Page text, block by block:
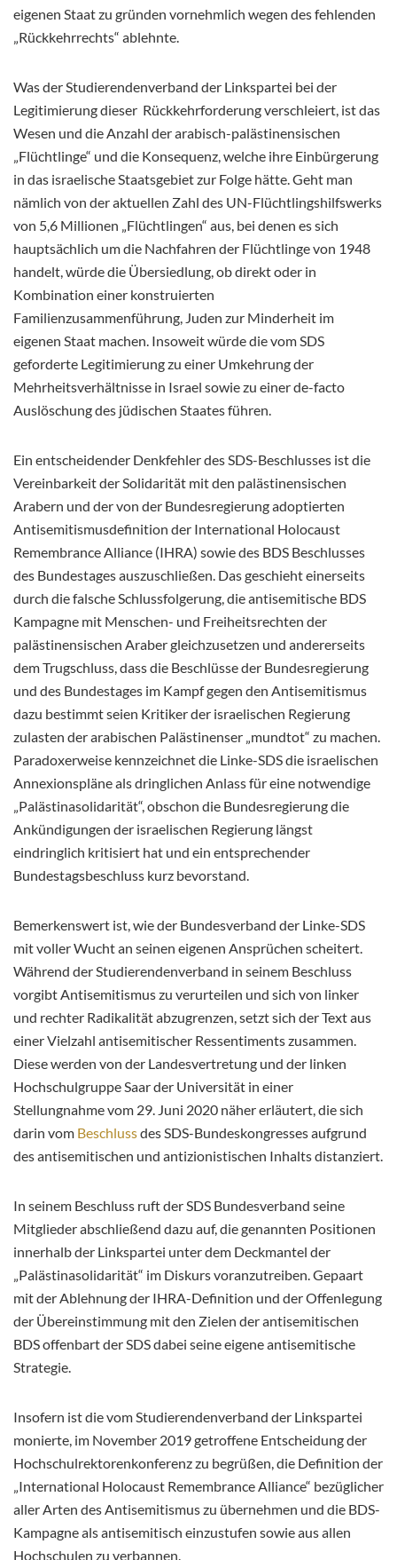
eigenen Staat zu gründen vornehmlich wegen des fehlenden
„Rückkehrrechts“ ablehnte.
Was der Studierendenverband der Linkspartei bei der
Legitimierung dieser Rückkehrforderung verschleiert, ist das
Wesen und die Anzahl der arabisch-palästinensischen
„Flüchtlinge“ und die Konsequenz, welche ihre Einbürgerung
in das israelische Staatsgebiet zur Folge hätte. Geht man
nämlich von der aktuellen Zahl des UN-Flüchtlingshilfswerks
von 5,6 Millionen „Flüchtlingen“ aus, bei denen es sich
hauptsächlich um die Nachfahren der Flüchtlinge von 1948
handelt, würde die Übersiedlung, ob direkt oder in
Kombination einer konstruierten
Familienzusammenführung, Juden zur Minderheit im
eigenen Staat machen. Insoweit würde die vom SDS
geforderte Legitimierung zu einer Umkehrung der
Mehrheitsverhältnisse in Israel sowie zu einer de-facto
Auslöschung des jüdischen Staates führen.
Ein entscheidender Denkfehler des SDS-Beschlusses ist die
Vereinbarkeit der Solidarität mit den palästinensischen
Arabern und der von der Bundesregierung adoptierten
Antisemitismusdefinition der International Holocaust
Remembrance Alliance (IHRA) sowie des BDS Beschlusses
des Bundestages auszuschließen. Das geschieht einerseits
durch die falsche Schlussfolgerung, die antisemitische BDS
Kampagne mit Menschen- und Freiheitsrechten der
palästinensischen Araber gleichzusetzen und andererseits
dem Trugschluss, dass die Beschlüsse der Bundesregierung
und des Bundestages im Kampf gegen den Antisemitismus
dazu bestimmt seien Kritiker der israelischen Regierung
zulasten der arabischen Palästinenser „mundtot“ zu machen.
Paradoxerweise kennzeichnet die Linke-SDS die israelischen
Annexionspläne als dringlichen Anlass für eine notwendige
„Palästinasolidarität“, obschon die Bundesregierung die
Ankündigungen der israelischen Regierung längst
eindringlich kritisiert hat und ein entsprechender
Bundestagsbeschluss kurz bevorstand.
Bemerkenswert ist, wie der Bundesverband der Linke-SDS
mit voller Wucht an seinen eigenen Ansprüchen scheitert.
Während der Studierendenverband in seinem Beschluss
vorgibt Antisemitismus zu verurteilen und sich von linker
und rechter Radikalität abzugrenzen, setzt sich der Text aus
einer Vielzahl antisemitischer Ressentiments zusammen.
Diese werden von der Landesvertretung und der linken
Hochschulgruppe Saar der Universität in einer
Stellungnahme vom 29. Juni 2020 näher erläutert, die sich
darin vom Beschlussdes SDS-Bundeskongresses aufgrund
des antisemitischen und antizionistischen Inhalts distanziert.
In seinem Beschluss ruft der SDS Bundesverband seine
Mitglieder abschließend dazu auf, die genannten Positionen
innerhalb der Linkspartei unter dem Deckmantel der
„Palästinasolidarität“ im Diskurs voranzutreiben. Gepaart
mit der Ablehnung der IHRA-Definition und der Offenlegung
der Übereinstimmung mit den Zielen der antisemitischen
BDS offenbart der SDS dabei seine eigene antisemitische
Strategie.
Insofern ist die vom Studierendenverband der Linkspartei
monierte, im November 2019 getroffene Entscheidung der
Hochschulrektorenkonferenz zu begrüßen, die Definition der
„International Holocaust Remembrance Alliance“ bezüglicher
aller Arten des Antisemitismus zu übernehmen und die BDS-
Kampagne als antisemitisch einzustufen sowie aus allen
Hochschulen zu verbannen.